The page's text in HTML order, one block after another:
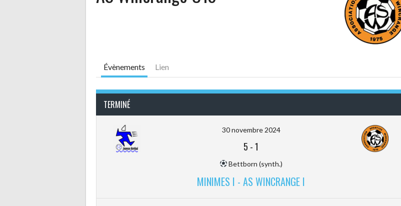
Évènements Lien
TERMINÉ
30 novembre 2024
5 -1
Bettborn (synth.)
MINIMES I - AS WINCRANGE I